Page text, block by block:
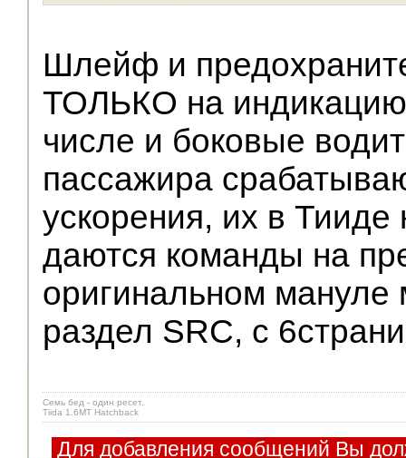
Шлейф и
ТОЛЬКО на
числе и боковые
пассажира
ускорения, их в Тииде
даются команды на
оригинальном мануле
раздел SRC, с
Семь бед - один ресет.
Tiida 1.6MT Hatchback
Для добавления сообщений Вы